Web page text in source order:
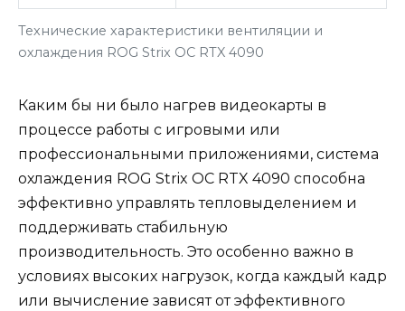
Технические характеристики вентиляции и
охлаждения ROG Strix OC RTX 4090
Каким бы ни было нагрев видеокарты в
процессе работы с игровыми или
профессиональными приложениями, система
охлаждения ROG Strix OC RTX 4090 способна
эффективно управлять тепловыделением и
поддерживать стабильную
производительность. Это особенно важно в
условиях высоких нагрузок, когда каждый кадр
или вычисление зависят от эффективного